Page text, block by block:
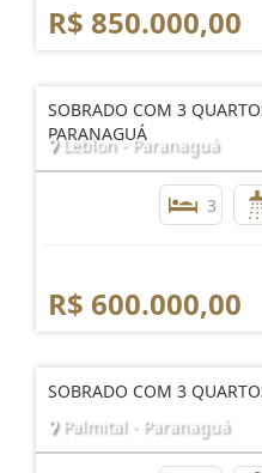
R$ 850.000,00
SOBRADO COM 3
PARANAGUÁ
Leblon - Paranaguá
3
R$ 600.000,00
SOBRADO COM 3
Palmital - Paranaguá